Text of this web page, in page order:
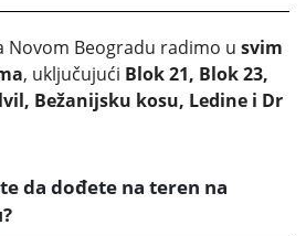
Novom Beogradu radimo u svim
, uključujući Blok 21, Blok 23,
Bežanijsku kosu, Ledine i Dr
da dođete na teren na